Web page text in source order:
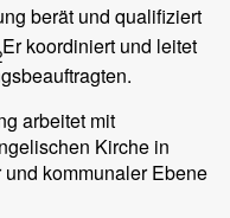
berät und qualifiziert
Er koordiniert und leitet
arbeitet mit
Kirche in
kommunaler Ebene